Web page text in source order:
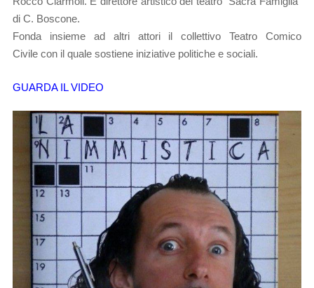
di C. Boscone.
Fonda insieme ad altri attori il collettivo Teatro Comico
Civile con il quale sostiene iniziative politiche e sociali.
GUARDA IL VIDEO